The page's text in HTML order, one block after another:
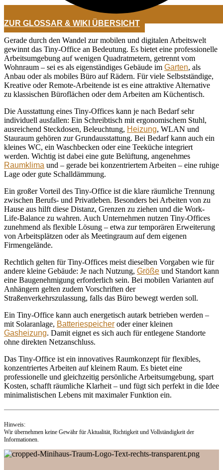
ZUR GLOSSAR & WIKI ÜBERSICHT
Gerade durch den Wandel zur mobilen und digitalen Arbeitswelt
gewinnt das Tiny-Office an Bedeutung. Es bietet eine professionelle
Arbeitsumgebung auf wenigen Quadratmetern, getrennt vom
Wohnraum – sei es als eigenständiges Gebäude im Garten, als
Anbau oder als mobiles Büro auf Rädern. Für viele Selbstständige,
Kreative oder Remote-Arbeitende ist es eine attraktive Alternative
zu klassischen Büroflächen oder dem Arbeiten am Küchentisch.
Die Ausstattung eines Tiny-Offices kann je nach Bedarf sehr
individuell ausfallen: Ein Schreibtisch mit ergonomischem Stuhl,
ausreichend Steckdosen, Beleuchtung, Heizung, WLAN und
Stauraum gehören zur Grundausstattung. Bei Bedarf kann auch ein
kleines WC, ein Waschbecken oder eine Teeküche integriert
werden. Wichtig ist dabei eine gute Belüftung, angenehmes
Raumklima und – gerade bei konzentriertem Arbeiten – eine ruhige
Lage oder gute Schalldämmung.
Ein großer Vorteil des Tiny-Office ist die klare räumliche Trennung
zwischen Berufs- und Privatleben. Besonders bei Arbeiten von zu
Hause aus hilft diese Distanz, Grenzen zu ziehen und die Work-
Life-Balance zu wahren. Auch Unternehmen nutzen Tiny-Offices
zunehmend als flexible Lösung – etwa zur temporären Erweiterung
von Arbeitsplätzen oder als Meetingraum auf dem eigenen
Firmengelände.
Rechtlich gelten für Tiny-Offices meist dieselben Vorgaben wie für
andere kleine Gebäude: Je nach Nutzung, Größe und Standort kann
eine Baugenehmigung erforderlich sein. Bei mobilen Varianten auf
Anhängern gelten zudem Vorschriften der
Straßenverkehrszulassung, falls das Büro bewegt werden soll.
Ein Tiny-Office kann auch energetisch autark betrieben werden –
mit Solaranlage, Batteriespeicher oder einer kleinen
Gasheizung. Damit eignet es sich auch für entlegene Standorte
ohne direkten Netzanschluss.
Das Tiny-Office ist ein innovatives Raumkonzept für flexibles,
konzentriertes Arbeiten auf kleinem Raum. Es bietet eine
professionelle und gleichzeitig persönliche Arbeitsumgebung, spart
Kosten, schafft räumliche Klarheit – und fügt sich perfekt in die Idee
minimalistischen Lebens mit maximaler Funktion ein.
Hinweis:
Wir übernehmen keine Gewähr für Aktualität, Richtigkeit und Vollständigkeit der
Informationen.